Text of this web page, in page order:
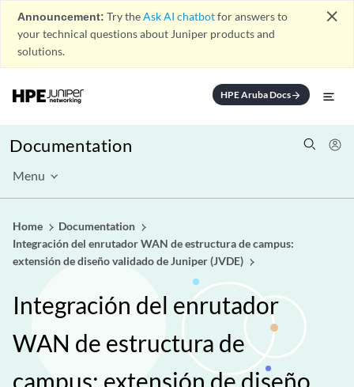
Announcement: Try theAsk AI chatbotfor answers to
your technical questions about Juniper products and
solutions.
close
HPE Aruba Docsarrow_forward
Documentation
Menu
Home
Documentation
Integración del enrutador WAN de estructura de campus:
extensión de diseño validado de Juniper (JVDE)
Integración del enrutador
WAN de estructura de
campus: extensión de diseño